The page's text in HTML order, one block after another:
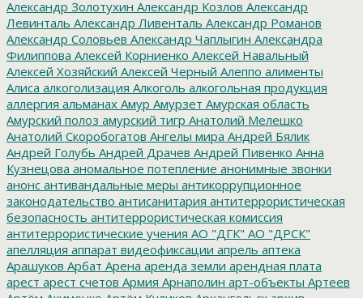
Александр Золотухин Александр Козлов Александр
Левинталь Александр Ливенталь Александр Романов
Александр Соловьев Александр Чаплыгин Александра
Филиппова Алексей Корниенко Алексей Навальный
Алексей Хозяйский Алексей Черный Алеппо алименты
Алиса алкоголизация Алкоголь алкогольная продукция
аллергия альманах Амур Амурзет Амурская область
Амурский полоз амурский тигр Анатолий Мелешко
Анатолий Скоробогатов Ангелы мира Андрей Бялик
Андрей Голубь Андрей Драчев Андрей Пивенко Анна
Кузнецова аномальное потепление анонимные звонки
анонс антивандальные меры антикоррупционное
законодательство антисанитария антитеррористическая
безопасность антитеррористическая комиссия
антитеррористические учения АО "ДГК" АО "ДРСК"
апелляция аппарат видеофиксации апрель аптека
Арашуков Арбат Арена аренда земли арендная плата
арест арест счетов Армия Арнаполин арт-объекты Артеев